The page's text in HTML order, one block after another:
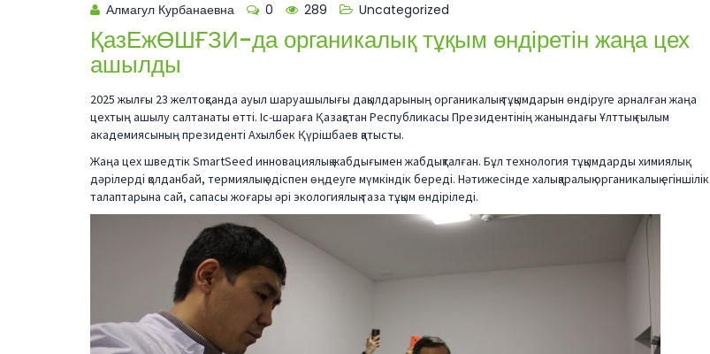
Алмагул Курбанаевна 0 289 Uncategorized
ҚазЕжӨШҒЗИ-да органикалық тұқым өндіретін жаңа цех
ашылды
2025 жылғы 23 желтоқсанда ауыл шаруашылығы дақылдарының органикалық тұқымдарын өндіруге арналған жаңа
цехтың ашылу салтанаты өтті. Іс-шараға Қазақстан Республикасы Президентінің жанындағы Ұлттық ғылым
академиясының президенті Ахылбек Қүрішбаев қатысты.
Жаңа цех шведтік SmartSeed инновациялық жабдығымен жабдықталған. Бұл технология тұқымдарды химиялық
дәрілерді қолданбай, термиялық әдіспен өңдеуге мүмкіндік береді. Нәтижесінде халықаралық органикалық егіншілік
талаптарына сай, сапасы жоғары әрі экологиялық таза тұқым өндіріледі.